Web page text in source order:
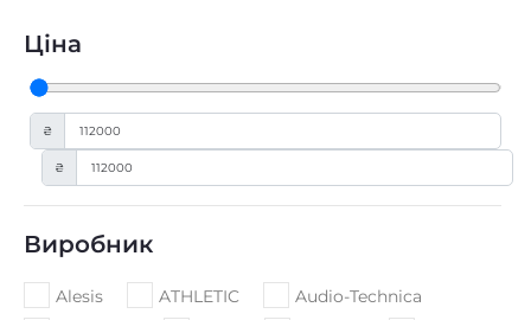
Ціна
₴
₴
Виробник
Alesis ATHLETIC
Audio-Technica